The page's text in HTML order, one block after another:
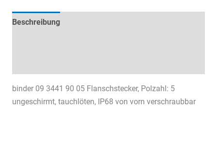
Beschreibung
binder 09 3441 90 05 Flanschstecker, Polzahl: 5
ungeschirmt, tauchlöten, IP68 von vorn verschraubbar